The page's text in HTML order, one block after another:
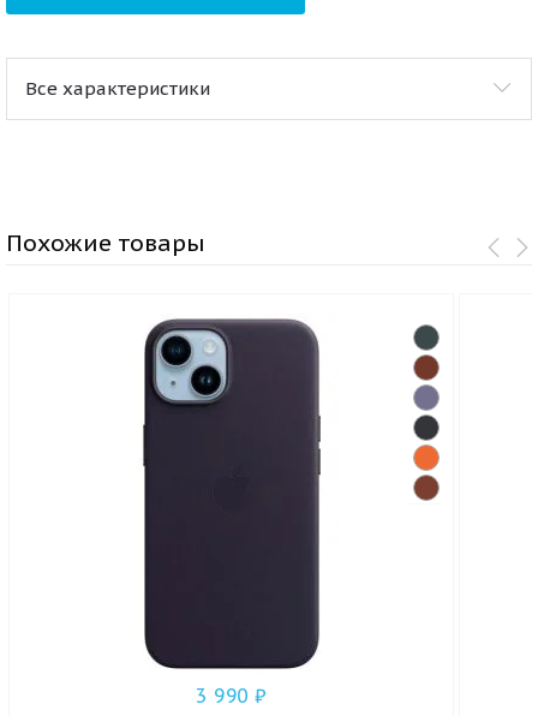
Все характеристики
Похожие товары
3 990₽